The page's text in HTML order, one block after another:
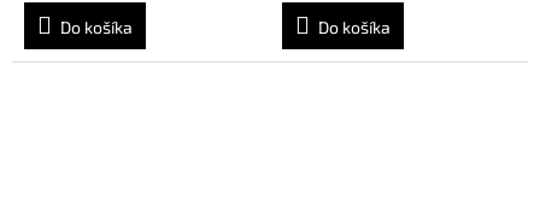
Do košíka Do košíka